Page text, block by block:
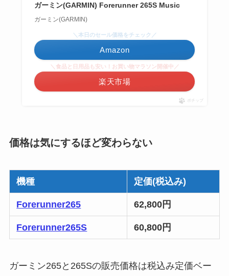
ガーミン(GARMIN) Forerunner 265S Music
ガーミン(GARMIN)
＼本日のセール価格をチェック／
Amazon
＼食品と日用品も安い！お買い物マラソン開催中／
楽天市場
ポチップ
価格は気にするほど変わらない
機種 定価(税込み)
Forerunner265 62,800円
Forerunner265S 60,800円
ガーミン265と265Sの販売価格は税込み定価ベー